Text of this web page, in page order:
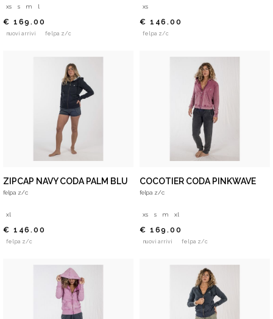
xs s m l
€ 169.00
nuovi arrivi felpa z/c
xs
€ 146.00
felpa z/c
ZIPCAP NAVY CODA PALM BLU
felpa z/c
xl
€ 146.00
felpa z/c
COCOTIER CODA PINKWAVE
felpa z/c
xs s m xl
€ 169.00
nuovi arrivi felpa z/c